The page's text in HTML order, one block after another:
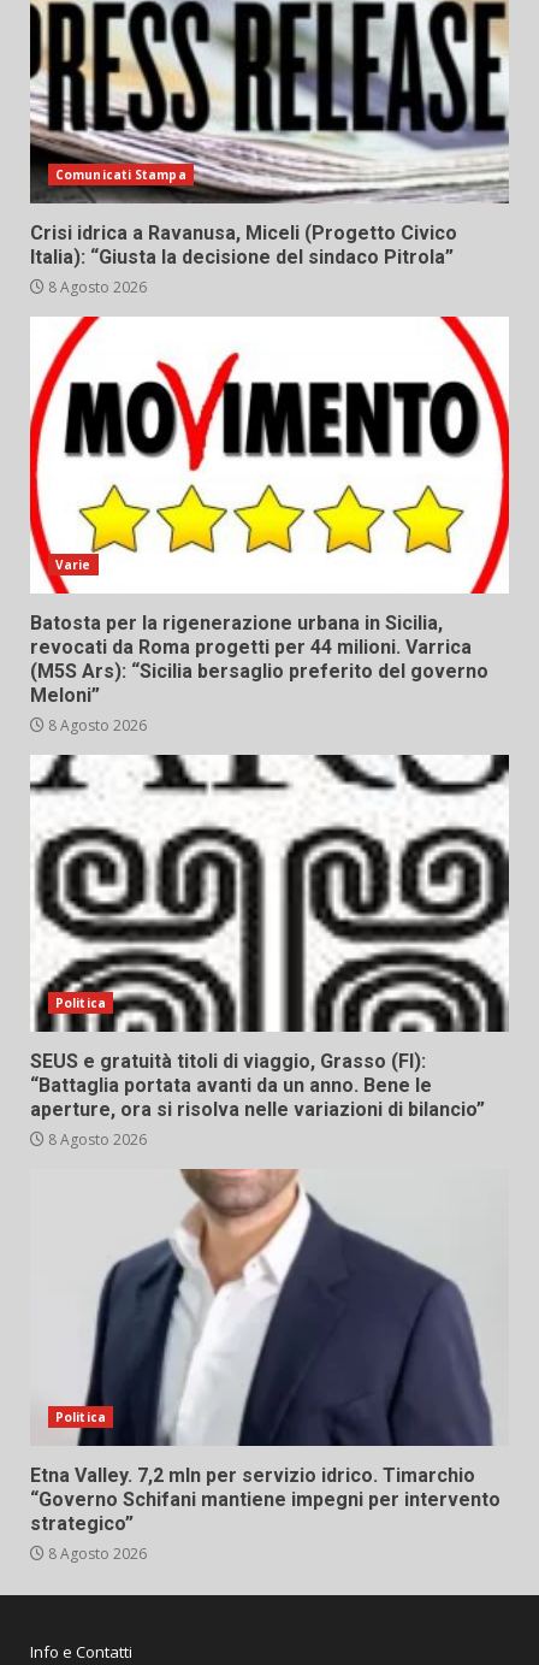
Comunicati Stampa
Crisi idrica a Ravanusa, Miceli (Progetto Civico
Italia): “Giusta la decisione del sindaco Pitrola”
8 Agosto 2026
Varie
Batosta per la rigenerazione urbana in Sicilia,
revocati da Roma progetti per 44 milioni. Varrica
(M5S Ars): “Sicilia bersaglio preferito del governo
Meloni”
8 Agosto 2026
Politica
SEUS e gratuità titoli di viaggio, Grasso (FI):
“Battaglia portata avanti da un anno. Bene le
aperture, ora si risolva nelle variazioni di bilancio”
8 Agosto 2026
Politica
Etna Valley. 7,2 mln per servizio idrico. Timarchio
“Governo Schifani mantiene impegni per intervento
strategico”
8 Agosto 2026
Info e Contatti